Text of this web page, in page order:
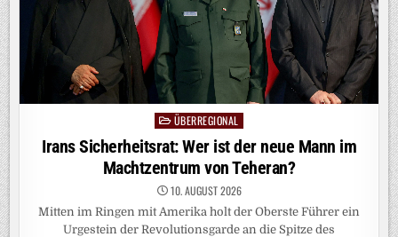
PostedÜBERREGIONAL
Irans Sicherheitsrat: Wer ist der neue Mann im
Machtzentrum von Teheran?
10. AUGUST 2026
Mitten im Ringen mit Amerika holt der Oberste Führer ein
Urgestein der Revolutionsgarde an die Spitze des